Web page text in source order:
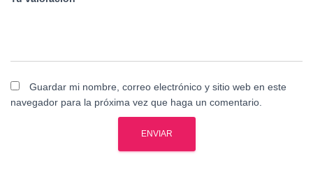
Guardar mi nombre, correo electrónico y sitio web en este
navegador para la próxima vez que haga un comentario.